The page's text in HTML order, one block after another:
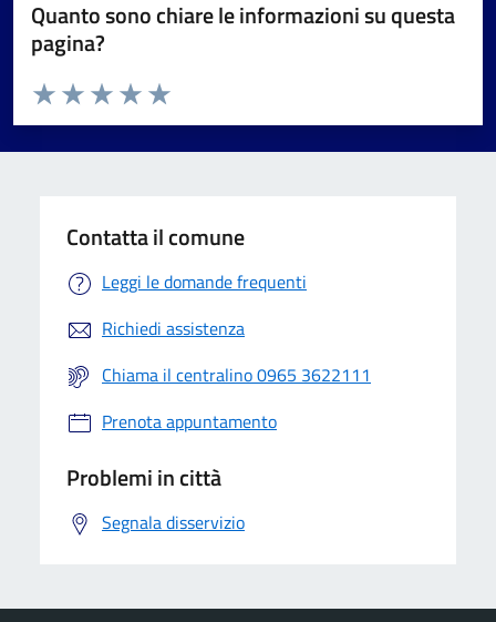
Quanto sono chiare le informazioni su questa
pagina?
Valuta da 1 a 5 stelle la pagina
Valuta 5 stelle su 5
Valuta 4 stelle su 5
Valuta 3 stelle su 5
Valuta 2 stelle su 5
Valuta 1 stelle su 5
Contatta il comune
Leggi le domande frequenti
Richiedi assistenza
Chiama il centralino 0965 3622111
Prenota appuntamento
Problemi in città
Segnala disservizio